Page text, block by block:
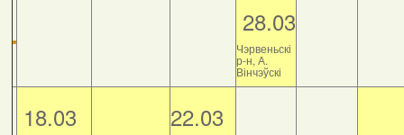
28.03
Чэрвеньскі
р-н, А.
Вінчэўскі
18.03 22.03